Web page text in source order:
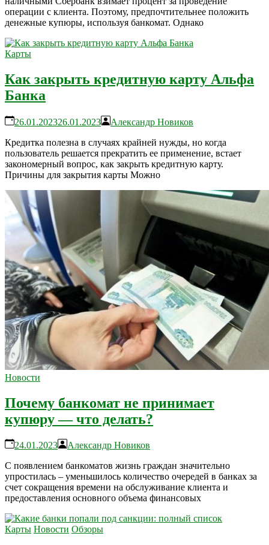
операции с клиента. Поэтому, предпочтительнее положить
денежные купюры, используя банкомат. Однако
Карты
Как закрыть кредитную карту Альфа
Банка
26.01.202326.01.2023
Александр Новиков
Кредитка полезна в случаях крайней нужды, но когда
пользователь решается прекратить ее применение, встает
закономерный вопрос, как закрыть кредитную карту.
Причины для закрытия карты Можно
Новости
Почему банкомат не принимает
купюру — что делать?
24.01.2023
Александр Новиков
С появлением банкоматов жизнь граждан значительно
упростилась – уменьшилось количество очередей в банках за
счет сокращения времени на обслуживание клиента и
предоставления основного объема финансовых
Карты Новости Обзоры